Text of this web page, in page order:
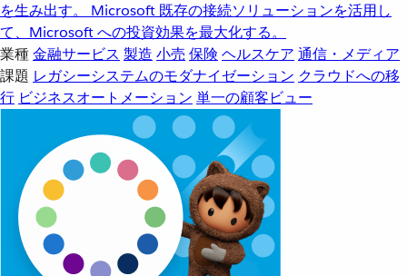
を生み出す。
Microsoft 既存の接続ソリューションを活用し
て、Microsoft への投資効果を最大化する。
業種金融サービス 製造 小売 保険 ヘルスケア 通信・メディア
課題 レガシーシステムのモダナイゼーション クラウドへの移
行 ビジネスオートメーション 単一の顧客ビュー